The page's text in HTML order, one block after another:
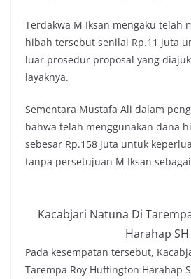
Terdakwa M Iksan mengaku telah
hibah tersebut senilai Rp.11 juta
luar prosedur proposal yang
layaknya.
Sementara Mustafa Ali dalam
bahwa telah menggunakan dana
sebesar Rp.158 juta untuk
tanpa persetujuan M Iksan sebagai
Kacabjari Natuna Di
Harahap SH
Pada kesempatan tersebut,
Tarempa Roy Huffington Harahap